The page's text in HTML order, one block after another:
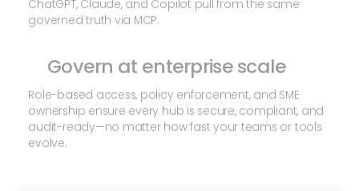
ChatGPT, Claude, and Copilot pull from the same
governed truth via MCP.
Govern at enterprise scale
Role-based access, policy enforcement, and SME
ownership ensure every hub is secure, compliant, and
audit-ready—no matter how fast your teams or tools
evolve.